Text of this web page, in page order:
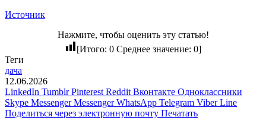
Источник
Нажмите, чтобы оценить эту статью!
[Итого: 0 Среднее значение: 0]
Теги
дача
12.06.2026
LinkedIn Tumblr Pinterest Reddit Вконтакте Одноклассники
Skype Messenger Messenger WhatsApp Telegram Viber Line
Поделиться через электронную почту Печатать